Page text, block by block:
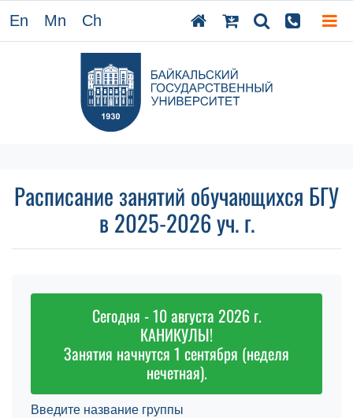
En Mn Ch
Расписание занятий обучающихся БГУ
в 2025-2026 уч. г.
Сегодня - 10 августа 2026 г.
КАНИКУЛЫ!
Занятия начнутся 1 сентября (неделя
нечетная).
Введите название группы